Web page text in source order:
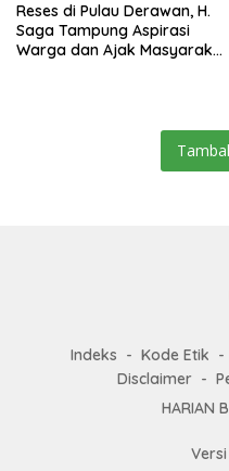
Reses di Pulau Derawan, H.
Saga Tampung Aspirasi
Warga dan Ajak Masyarakat
Indeks Kode Etik
Disclaimer
HARIAN